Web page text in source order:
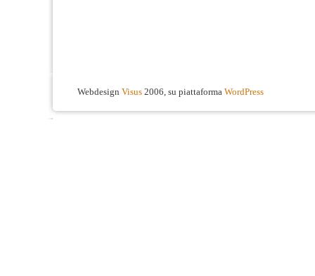
Webdesign Visus 2006, su piattaforma WordPress